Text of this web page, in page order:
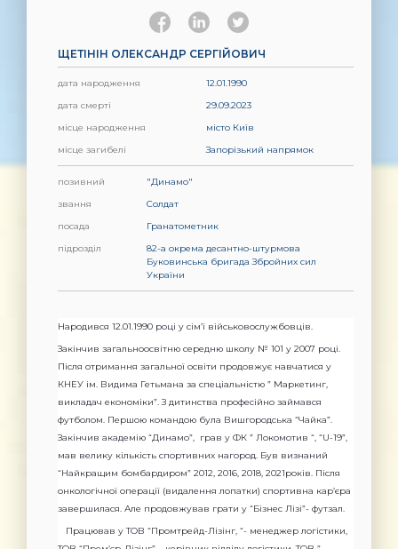
ЩЕТІНІН ОЛЕКСАНДР СЕРГІЙОВИЧ
дата народження
12.01.1990
дата смерті
29.09.2023
місце народження
місто Київ
місце загибелі
Запорізький напрямок
позивний
"Динамо"
звання
Солдат
посада
Гранатометник
підрозділ
82-а окрема десантно-штурмова
Буковинська бригада Збройних сил
України
Народився 12.01.1990 році у сім’ї військовослужбовців.
Закінчив загальноосвітню середню школу № 101 у 2007 році.
Після отримання загальної освіти продовжує навчатися у
КНЕУ ім. Видима Гетьмана за спеціальністю ” Маркетинг,
викладач економіки”. З дитинства професійно займався
футболом. Першою командою була Вишгородська “Чайка”.
Закінчив академію “Динамо”, грав у ФК ” Локомотив “, “U-19”,
мав велику кількість спортивних нагород. Був визнаний
“Найкращим бомбардиром” 2012, 2016, 2018, 2021років. Після
онкологічної операції (видалення лопатки) спортивна кар’єра
завершилася. Але продовжував грати у “Бізнес Лізі”- футзал.
Працював у ТОВ “Промтрейд-Лізінг, “- менеджер логістики,